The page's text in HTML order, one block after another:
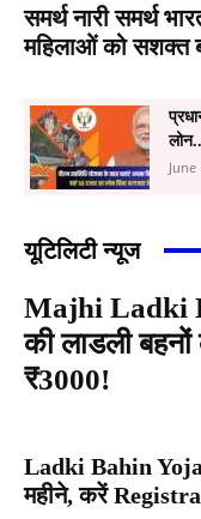
समर्थ नारी समर्थ
महिलाओं को सशक्त
June
यूटिलिटी न्यूज
Majhi Ladki
की लाडली
₹3000!
Ladki Bahin
महीने, करें